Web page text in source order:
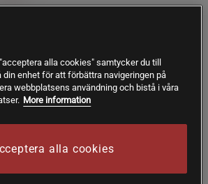
Fri retur 14 dagars ångerrätt
Printed yogamatta ger en
varje yogapass.
alla cookies" samtycker du till
din enhet för att förbättra navigeringen på
webbplatsens användning och bistå i våra
More information
alla cookies